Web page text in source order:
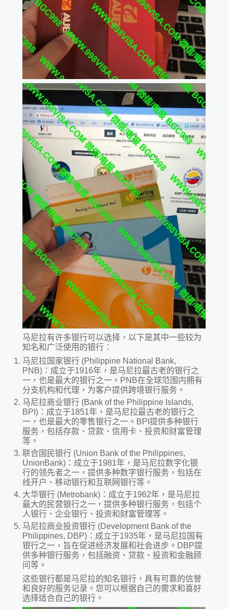
马尼拉有许多银行可以选择，以下是其中一些较为
知名和广泛使用的银行：
马尼拉国家银行 (Philippine National Bank,
PNB)：成立于1916年，是马尼拉最古老的银行之
一，也是最大的银行之一。PNB在全球范围内拥有
分支机构和代理，为客户提供跨境银行服务。
马尼拉商业银行 (Bank of the Philippine Islands,
BPI)：成立于1851年，是马尼拉最古老的银行之
一，也是最大的零售银行之一。BPI提供多种银行
服务，包括存款、贷款、信用卡、投资和财富管理
等。
联合国民银行 (Union Bank of the Philippines,
UnionBank)：成立于1981年，是马尼拉数字化银
行的领先者之一，提供多种数字银行服务，包括在
线开户、移动银行和互联网银行等。
大华银行 (Metrobank)：成立于1962年，是马尼拉
最大的民营银行之一，提供多种银行服务，包括个
人银行、企业银行、投资和财富管理等。
马尼拉商业投资银行 (Development Bank of the
Philippines, DBP)：成立于1935年，是马尼拉国有
银行之一，旨在促进经济发展和社会进步。DBP提
供多种银行服务，包括融资、贷款、投资和金融顾
问等。
这些银行都是马尼拉的知名银行，具有可靠的信誉
和良好的服务记录。您可以根据自己的需求和喜好
选择适合自己的银行。